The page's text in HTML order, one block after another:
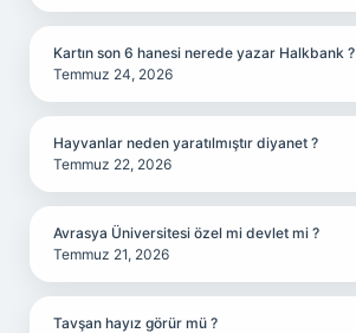
Kartın son 6 hanesi nerede yazar Halkbank ?
Temmuz 24, 2026
Hayvanlar neden yaratılmıştır diyanet ?
Temmuz 22, 2026
Avrasya Üniversitesi özel mi devlet mi ?
Temmuz 21, 2026
Tavşan hayız görür mü ?